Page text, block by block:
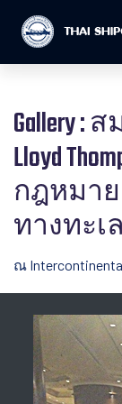
Gallery :
Lloyd
กฎหมา
ทางทะเล
ณ